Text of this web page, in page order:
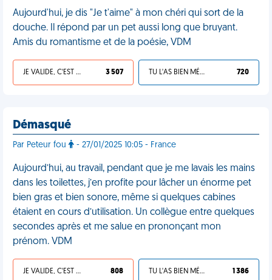
Aujourd'hui, je dis "Je t'aime" à mon chéri qui sort de la
douche. Il répond par un pet aussi long que bruyant.
Amis du romantisme et de la poésie, VDM
JE VALIDE, C'EST UNE VDM 3 507 TU L'AS BIEN MÉRITÉ 720
Démasqué
Par Peteur fou - 27/01/2025 10:05 - France
Aujourd’hui, au travail, pendant que je me lavais les mains
dans les toilettes, j’en profite pour lâcher un énorme pet
bien gras et bien sonore, même si quelques cabines
étaient en cours d’utilisation. Un collègue entre quelques
secondes après et me salue en prononçant mon
prénom. VDM
JE VALIDE, C'EST UNE VDM 808 TU L'AS BIEN MÉRITÉ 1 386